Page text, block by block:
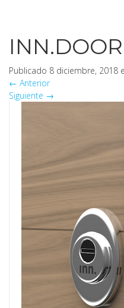
Publicado 8 diciembre, 2018
← Anterior
Siguiente →